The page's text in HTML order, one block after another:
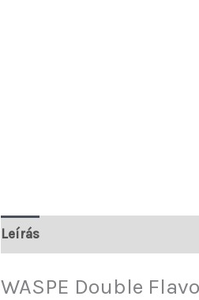
Leírás
WASPE Double